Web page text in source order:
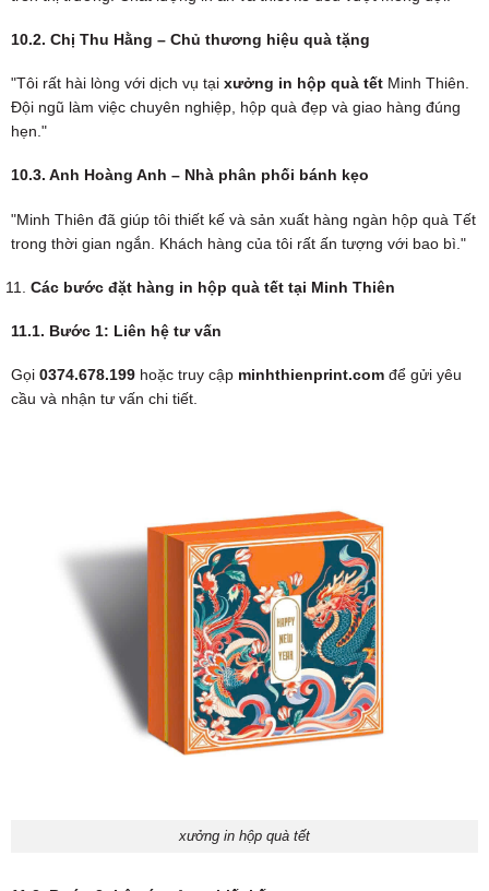
10.2. Chị Thu Hằng – Chủ thương hiệu quà tặng
"Tôi rất hài lòng với dịch vụ tại xưởng in hộp quà tếtMinh Thiên.
Đội ngũ làm việc chuyên nghiệp, hộp quà đẹp và giao hàng đúng
hẹn."
10.3. Anh Hoàng Anh – Nhà phân phối bánh kẹo
"Minh Thiên đã giúp tôi thiết kế và sản xuất hàng ngàn hộp quà Tết
trong thời gian ngắn. Khách hàng của tôi rất ấn tượng với bao bì."
Các bước đặt hàng in hộp quà tết tại Minh Thiên
11.1. Bước 1: Liên hệ tư vấn
Gọi 0374.678.199hoặc truy cập minhthienprint.comđể gửi yêu
cầu và nhận tư vấn chi tiết.
xưởng in hộp quà tết